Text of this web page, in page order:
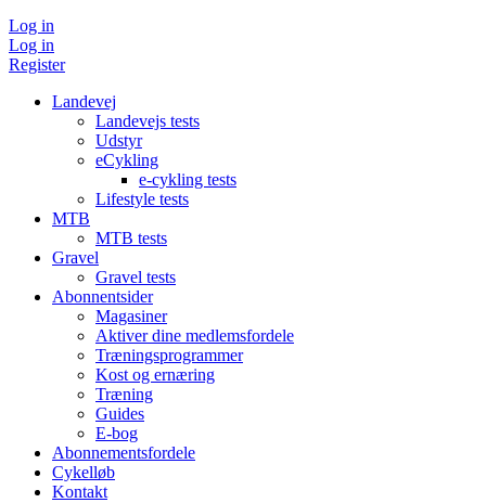
Log in
Log in
Register
Landevej
Landevejs tests
Udstyr
eCykling
e-cykling tests
Lifestyle tests
MTB
MTB tests
Gravel
Gravel tests
Abonnentsider
Magasiner
Aktiver dine medlemsfordele
Træningsprogrammer
Kost og ernæring
Træning
Guides
E-bog
Abonnementsfordele
Cykelløb
Kontakt